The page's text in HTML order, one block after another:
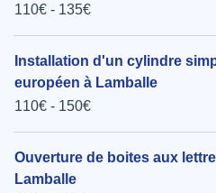
110€ - 135€
Installation d'un cylindre
européen à Lamballe
110€ - 150€
Ouverture de boites aux
Lamballe